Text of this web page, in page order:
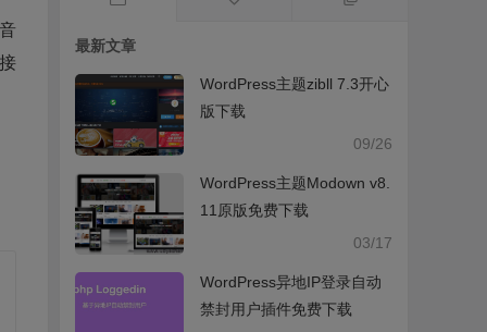
最新文章
WordPress主题zibll 7.3开心
版下载
09/26
WordPress主题Modown v8.
11原版免费下载
03/17
WordPress异地IP登录自动
禁封用户插件免费下载